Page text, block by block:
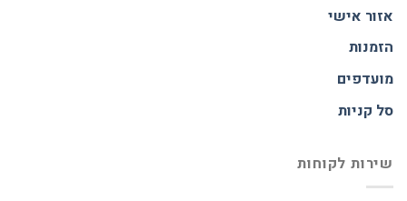
אזור אישי
הזמנות
מועדפים
סל קניות
שירות לקוחות